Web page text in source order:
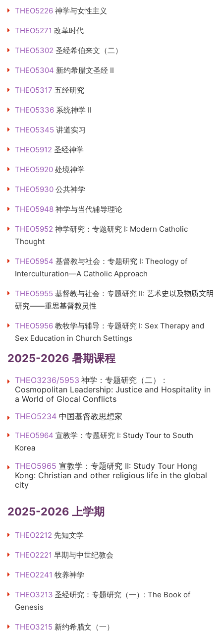
THEO5226 神学与女性主义
THEO5271 改革时代
THEO5302 圣经希伯来文（二）
THEO5304 新约希腊文圣经 II
THEO5317 五经研究
THEO5336 系统神学 II
THEO5345 讲道实习
THEO5912 圣经神学
THEO5920 处境神学
THEO5930 公共神学
THEO5948 神学与当代辅导理论
THEO5952 神学研究：专题研究 I: Modern Catholic
Thought
THEO5954 基督教与社会：专题研究 I: Theology of
Interculturation—A Catholic Approach
THEO5955 基督教与社会：专题研究 II: 艺术史以及物质文明
研究——重思基督教灵性
THEO5956 教牧学与辅导：专题研究 I: Sex Therapy and
Sex Education in Church Settings
2025-2026 暑期课程
THEO3236/5953 神学：专题研究（二） :
Cosmopolitan Leadership: Justice and Hospitality in
a World of Glocal Conflicts
THEO5234 中国基督教思想家
THEO5964 宣教学：专题研究 I: Study Tour to South
Korea
THEO5965 宣教学：专题研究 II: Study Tour Hong
Kong: Christian and other religious life in the global
city
2025-2026 上学期
THEO2212 先知文学
THEO2221 早期与中世纪教会
THEO2241 牧养神学
THEO3213 圣经研究：专题研究（一）: The Book of
Genesis
THEO3215 新约希腊文（一）